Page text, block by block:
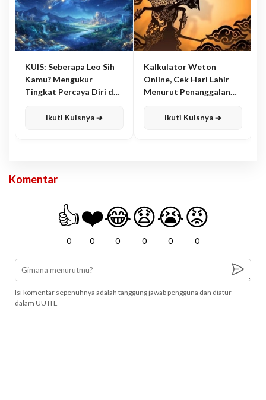
KUIS: Seberapa Leo Sih
Kamu? Mengukur
Tingkat Percaya Diri dan
Ikuti Kuisnya ➔
Kalkulator Weton
Online, Cek Hari Lahir
Menurut Penanggalan
Ikuti Kuisnya ➔
Komentar
👍
0
❤️
0
😂
0
😧
0
😭
0
😡
0
Isi komentar sepenuhnya adalah tanggung jawab pengguna dan diatur
dalam UU ITE